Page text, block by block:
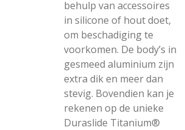
behulp van accessoires
in silicone of hout doet,
om beschadiging te
voorkomen. De body’s in
gesmeed aluminium zijn
extra dik en meer dan
stevig. Bovendien kan je
rekenen op de unieke
Duraslide Titanium®